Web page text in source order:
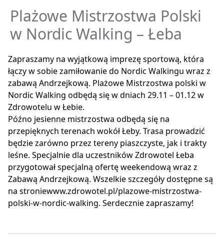
Plażowe Mistrzostwa Polski
w Nordic Walking – Łeba
Zapraszamy na wyjątkową imprezę sportową, która
łączy w sobie zamiłowanie do Nordic Walkingu wraz z
zabawą Andrzejkową. Plażowe Mistrzostwa polski w
Nordic Walking odbędą się w dniach 29.11 – 01.12 w
Zdrowotelu w Łebie.
Późno jesienne mistrzostwa odbędą się na
przepięknych terenach wokół Łeby. Trasa prowadzić
będzie zarówno przez tereny piaszczyste, jak i trakty
leśne. Specjalnie dla uczestników Zdrowotel Łeba
przygotował specjalną ofertę weekendową wraz z
Zabawą Andrzejkową. Wszelkie szczegóły dostępne są
na stroniewww.zdrowotel.pl/plazowe-mistrzostwa-
polski-w-nordic-walking. Serdecznie zapraszamy!